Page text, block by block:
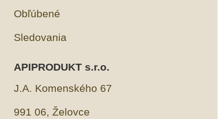
Obľúbené
Sledovania
APIPRODUKT s.r.o.
J.A. Komenského 67
991 06, Želovce